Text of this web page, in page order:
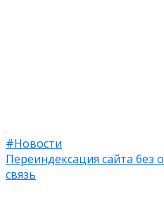
#Новости
Переиндексация сайта
связь